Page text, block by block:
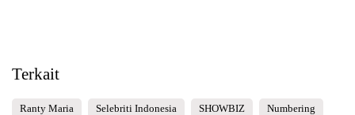
Terkait
Ranty Maria Selebriti Indonesia SHOWBIZ Numbering